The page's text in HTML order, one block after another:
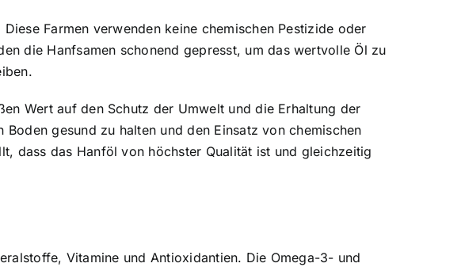
Farmen verwenden keine chemischen Pestizide oder
die Hanfsamen schonend gepresst, um das wertvolle Öl zu
Wert auf den Schutz der Umwelt und die Erhaltung der
gesund zu halten und den Einsatz von chemischen
dass das Hanföl von höchster Qualität ist und gleichzeitig
Vitamine und Antioxidantien. Die Omega-3- und